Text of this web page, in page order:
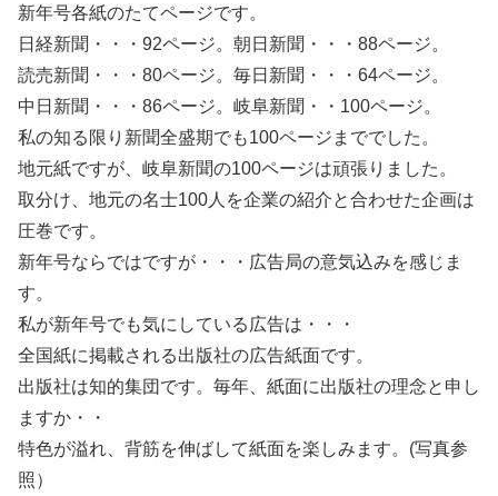
新年号各紙のたてページです。
日経新聞・・・92ページ。朝日新聞・・・88ページ。
読売新聞・・・80ページ。毎日新聞・・・64ページ。
中日新聞・・・86ページ。岐阜新聞・・100ページ。
私の知る限り新聞全盛期でも100ページまででした。
地元紙ですが、岐阜新聞の100ページは頑張りました。
取分け、地元の名士100人を企業の紹介と合わせた企画は
圧巻です。
新年号ならではですが・・・広告局の意気込みを感じま
す。
私が新年号でも気にしている広告は・・・
全国紙に掲載される出版社の広告紙面です。
出版社は知的集団です。毎年、紙面に出版社の理念と申し
ますか・・
特色が溢れ、背筋を伸ばして紙面を楽しみます。(写真参
照）